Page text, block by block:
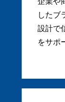
したブ
設計で
をサポ